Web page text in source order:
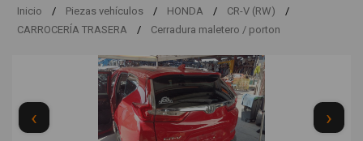
Inicio / Piezas vehículos / HONDA / CR-V (RW)
/
CARROCERÍA TRASERA
/ Cerradura maletero / porton
‹ ›